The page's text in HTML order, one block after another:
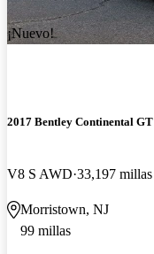
¡Nuevo!
2017 Bentley Continental GT
V8 S AWD 33,197 millas
Morristown, NJ
99 millas